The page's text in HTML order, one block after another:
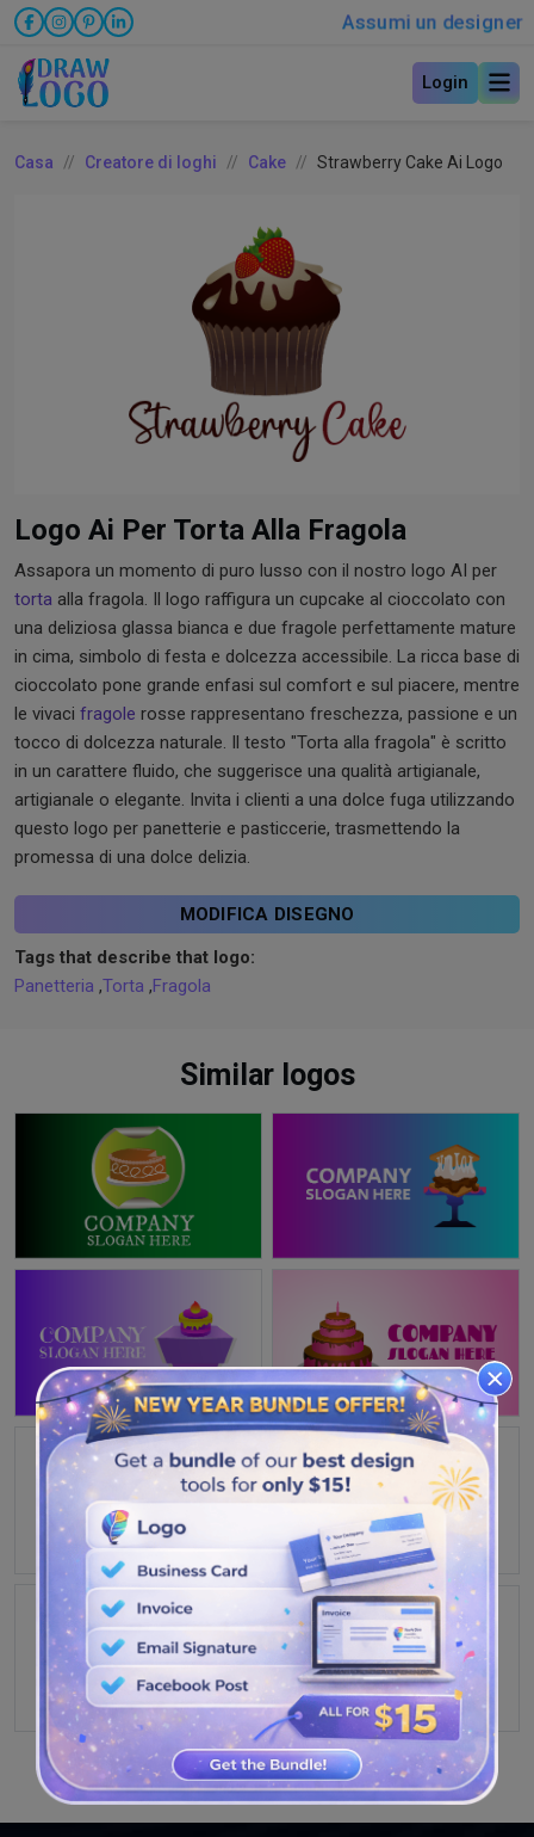
Assumi un designer
Login
Casa Creatore di loghi Cake Strawberry Cake Ai Logo
Logo Ai Per Torta Alla Fragola
Assapora un momento di puro lusso con il nostro logo AI per
torta alla fragola. Il logo raffigura un cupcake al cioccolato con
una deliziosa glassa bianca e due fragole perfettamente mature
in cima, simbolo di festa e dolcezza accessibile. La ricca base di
cioccolato pone grande enfasi sul comfort e sul piacere, mentre
le vivaci fragole rosse rappresentano freschezza, passione e un
tocco di dolcezza naturale. Il testo "Torta alla fragola" è scritto
in un carattere fluido, che suggerisce una qualità artigianale,
artigianale o elegante. Invita i clienti a una dolce fuga utilizzando
questo logo per panetterie e pasticcerie, trasmettendo la
promessa di una dolce delizia.
MODIFICA DISEGNO
Tags that describe that logo:
Panetteria ,Torta ,Fragola
Similar logos
GUARDA PIÙ DISEGNI